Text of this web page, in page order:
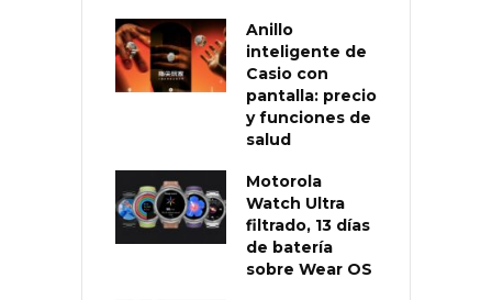
Anillo
inteligente de
Casio con
pantalla: precio
y funciones de
salud
Motorola
Watch Ultra
filtrado, 13 días
de batería
sobre Wear OS